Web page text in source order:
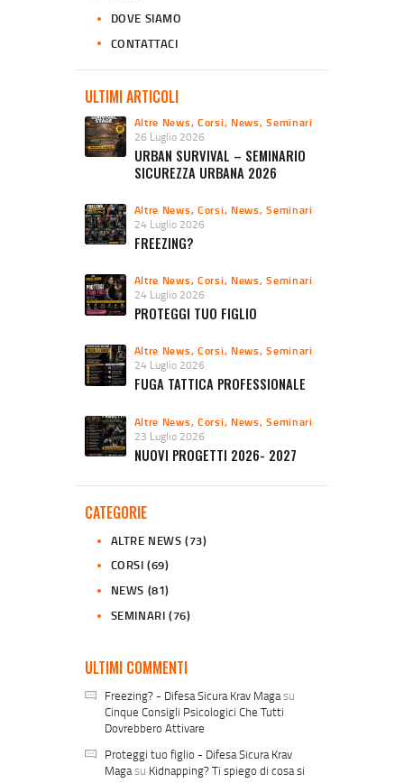
DOVE SIAMO
CONTATTACI
ULTIMI ARTICOLI
Altre News,Corsi, News,Seminari
26 Luglio 2026
URBAN SURVIVAL – SEMINARIO
SICUREZZA URBANA 2026
Altre News,Corsi, News,Seminari
24 Luglio 2026
FREEZING?
Altre News,Corsi, News,Seminari
24 Luglio 2026
PROTEGGI TUO FIGLIO
Altre News,Corsi, News,Seminari
24 Luglio 2026
FUGA TATTICA PROFESSIONALE
Altre News,Corsi, News,Seminari
23 Luglio 2026
NUOVI PROGETTI 2026- 2027
CATEGORIE
ALTRE NEWS (73)
CORSI (69)
NEWS (81)
SEMINARI (76)
ULTIMI COMMENTI
Freezing? - Difesa Sicura Krav Magasu
Cinque Consigli Psicologici Che Tutti
Dovrebbero Attivare
Proteggi tuo figlio - Difesa Sicura Krav
Magasu Kidnapping? Ti spiego di cosa si